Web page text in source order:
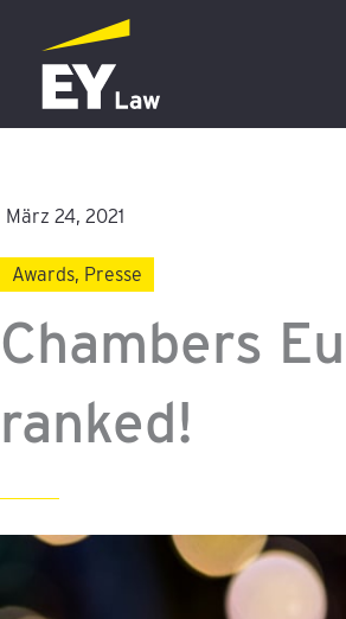
Inhalt
springen
März 24, 2021
Awards, Presse
Chambers
ranked!